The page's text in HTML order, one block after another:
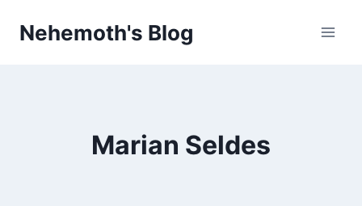
Nehemoth's Blog
Marian Seldes